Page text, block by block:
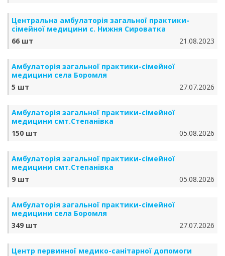
Центральна амбулаторія загальної практики-
сімейної медицини с. Нижня Сироватка
66 шт
21.08.2023
Амбулаторія загальної практики-сімейної
медицини села Боромля
5 шт
27.07.2026
Амбулаторія загальної практики-сімейної
медицини смт.Степанівка
150 шт
05.08.2026
Амбулаторія загальної практики-сімейної
медицини смт.Степанівка
9 шт
05.08.2026
Амбулаторія загальної практики-сімейної
медицини села Боромля
349 шт
27.07.2026
Центр первинної медико-санітарної допомоги